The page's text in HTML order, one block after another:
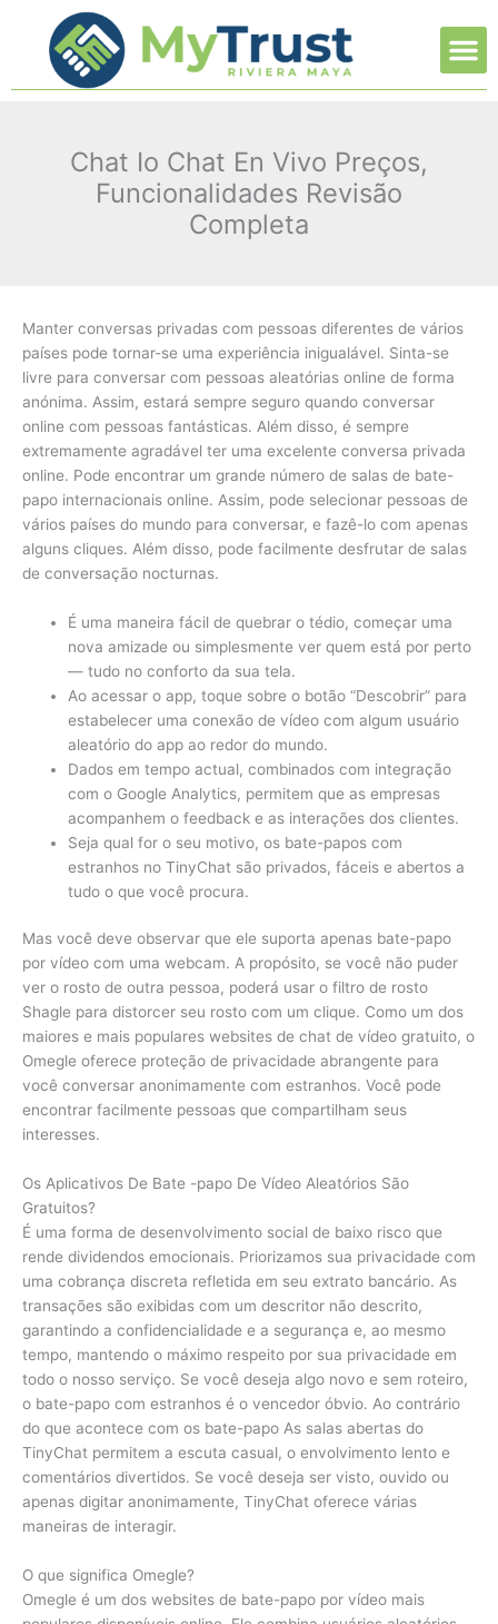
contenido
Chat Io Chat En Vivo Preços,
Funcionalidades Revisão
Completa
Manter conversas privadas com pessoas diferentes de vários
países pode tornar-se uma experiência inigualável. Sinta-se
livre para conversar com pessoas aleatórias online de forma
anónima. Assim, estará sempre seguro quando conversar
online com pessoas fantásticas. Além disso, é sempre
extremamente agradável ter uma excelente conversa privada
online. Pode encontrar um grande número de salas de bate-
papo internacionais online. Assim, pode selecionar pessoas de
vários países do mundo para conversar, e fazê-lo com apenas
alguns cliques. Além disso, pode facilmente desfrutar de salas
de conversação nocturnas.
É uma maneira fácil de quebrar o tédio, começar uma
nova amizade ou simplesmente ver quem está por perto
— tudo no conforto da sua tela.
Ao acessar o app, toque sobre o botão “Descobrir” para
estabelecer uma conexão de vídeo com algum usuário
aleatório do app ao redor do mundo.
Dados em tempo actual, combinados com integração
com o Google Analytics, permitem que as empresas
acompanhem o feedback e as interações dos clientes.
Seja qual for o seu motivo, os bate-papos com
estranhos no TinyChat são privados, fáceis e abertos a
tudo o que você procura.
Mas você deve observar que ele suporta apenas bate-papo
por vídeo com uma webcam. A propósito, se você não puder
ver o rosto de outra pessoa, poderá usar o filtro de rosto
Shagle para distorcer seu rosto com um clique. Como um dos
maiores e mais populares websites de chat de vídeo gratuito, o
Omegle oferece proteção de privacidade abrangente para
você conversar anonimamente com estranhos. Você pode
encontrar facilmente pessoas que compartilham seus
interesses.
Os Aplicativos De Bate -papo De Vídeo Aleatórios São
Gratuitos?
É uma forma de desenvolvimento social de baixo risco que
rende dividendos emocionais. Priorizamos sua privacidade com
uma cobrança discreta refletida em seu extrato bancário. As
transações são exibidas com um descritor não descrito,
garantindo a confidencialidade e a segurança e, ao mesmo
tempo, mantendo o máximo respeito por sua privacidade em
todo o nosso serviço. Se você deseja algo novo e sem roteiro,
o bate-papo com estranhos é o vencedor óbvio. Ao contrário
do que acontece com os bate-papo As salas abertas do
TinyChat permitem a escuta casual, o envolvimento lento e
comentários divertidos. Se você deseja ser visto, ouvido ou
apenas digitar anonimamente, TinyChat oferece várias
maneiras de interagir.
O que significa Omegle?
Omegle é um dos websites de bate-papo por vídeo mais